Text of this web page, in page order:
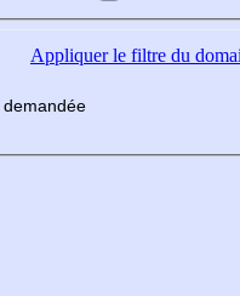
Appliquerle filtre du
demandée